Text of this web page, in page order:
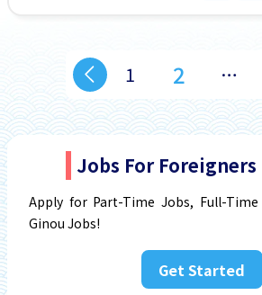
1 2 …
Jobs For Foreigners
Apply for Part-Time Jobs, Full-
Ginou Jobs!
Get Started